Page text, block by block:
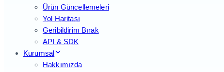
Ürün Güncellemeleri
Yol Haritası
Geribildirim Bırak
API & SDK
Kurumsal
Hakkımızda